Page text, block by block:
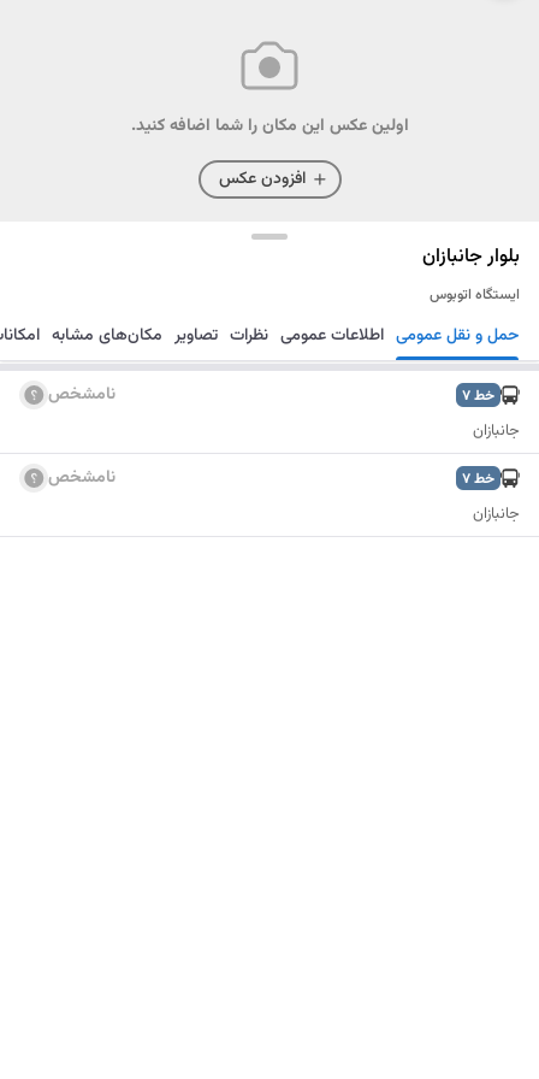
اولین عکس این مکان را شما اضافه کنید.
افزودن عکس
بلوار جانبازان
ایستگاه اتوبوس
مسیریابی ذخیره ارسال حمل و نقل عمومی اطلاعات عمومی نظرات تصاویر مکان‌های مشابه
خط7 نامشخص
جانبازان
خط7 نامشخص
جانبازان